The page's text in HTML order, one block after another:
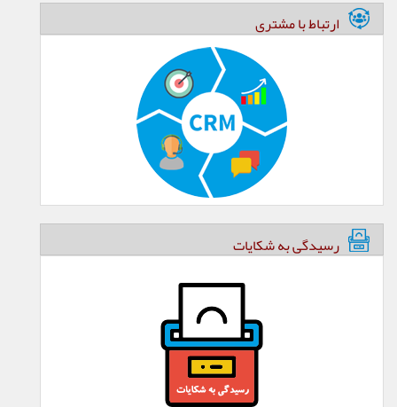
ارتباط با مشتری
رسیدگی به شکایات